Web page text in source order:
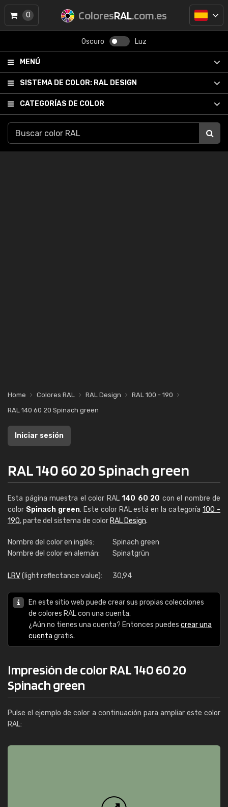
ColoresRAL.com.es
Oscuro Luz
MENÚ
SISTEMA DE COLOR: RAL DESIGN
CATEGORÍAS DE COLOR
0
Home Colores RAL RAL Design
RAL 100 - 190
RAL 140 60 20 Spinach green
Iniciar sesión
RAL 140 60 20 Spinach green
Esta página muestra el color RAL 140 60 20 con el nombre de
color Spinach green. Este color RAL está en la categoría100 -
190, parte del sistema de color RAL Design.
Nombre del color en inglés:
Spinach green
Nombre del color en alemán:
Spinatgrün
LRV(light reflectance value): 30,94
En este sitio web puede crear sus propias colecciones
de colores RAL con una cuenta.
¿Aún no tienes una cuenta? Entonces puedes crear una
cuenta gratis.
Impresión de color RAL 140 60 20
Spinach green
Pulse el ejemplo de color a continuación para ampliar este color
RAL: